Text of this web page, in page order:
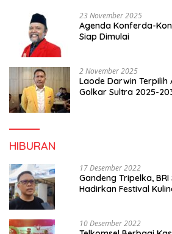
23 November 2025
Agenda Konferda-
Siap Dimulai
2 November 2025
Laode Darwin Terpilih
Golkar Sultra 2025-
HIBURAN
17 Desember 2022
Gandeng Tripelka,
Hadirkan Festival
10 Desember 2022